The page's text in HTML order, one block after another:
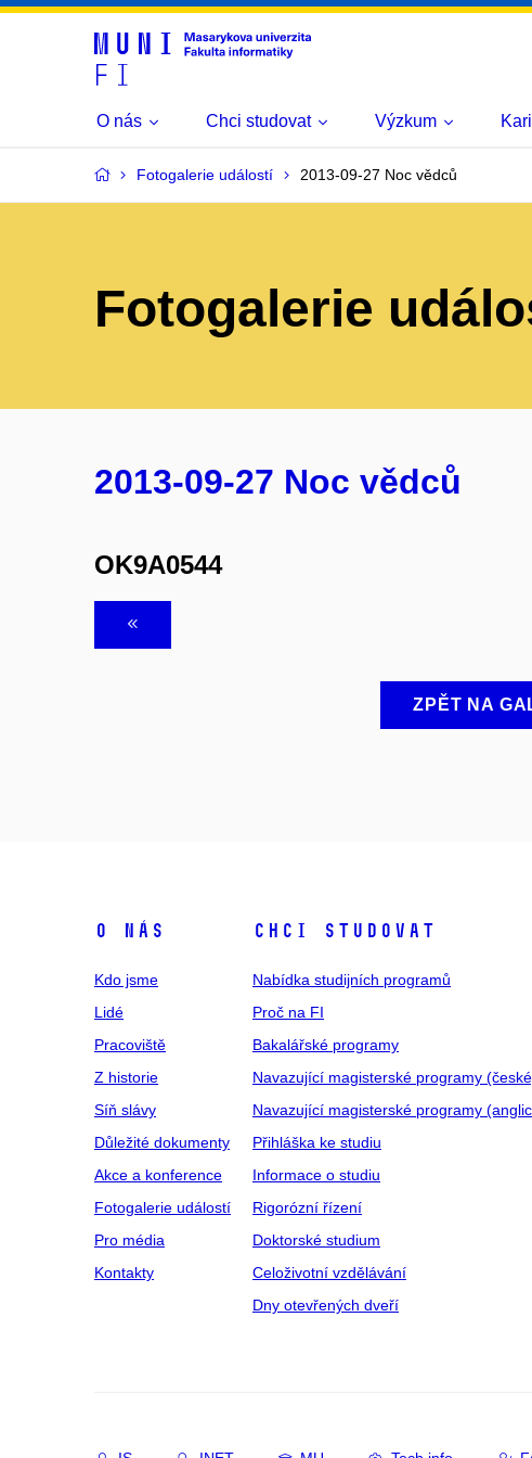
O nás Chci studovat Výzkum
Fotogalerie událostí 2013-09-27 Noc vědců
Fotogalerie
2013-09-27 Noc vědců
OK9A0544
ZPĚT NA
O NÁS
Kdo jsme
Lidé
Pracoviště
Z historie
Síň slávy
Důležité dokumenty
Akce a konference
Fotogalerie událostí
Pro média
Kontakty
CHCI STUDOVAT
Nabídka studijních programů
Proč na FI
Bakalářské programy
Navazující magisterské programy
Navazující magisterské programy
Přihláška ke studiu
Informace o studiu
Rigorózní řízení
Doktorské studium
Celoživotní vzdělávání
Dny otevřených dveří